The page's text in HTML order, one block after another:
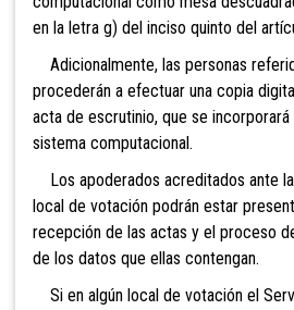
en la letra g) del inciso quinto del
Adicionalmente, las personas
procederán a efectuar una copia
acta de escrutinio, que se incorporará
sistema computacional.
Los apoderados acreditados ante
local de votación podrán estar
recepción de las actas y el proceso
de los datos que ellas contengan.
Si en algún local de votación el